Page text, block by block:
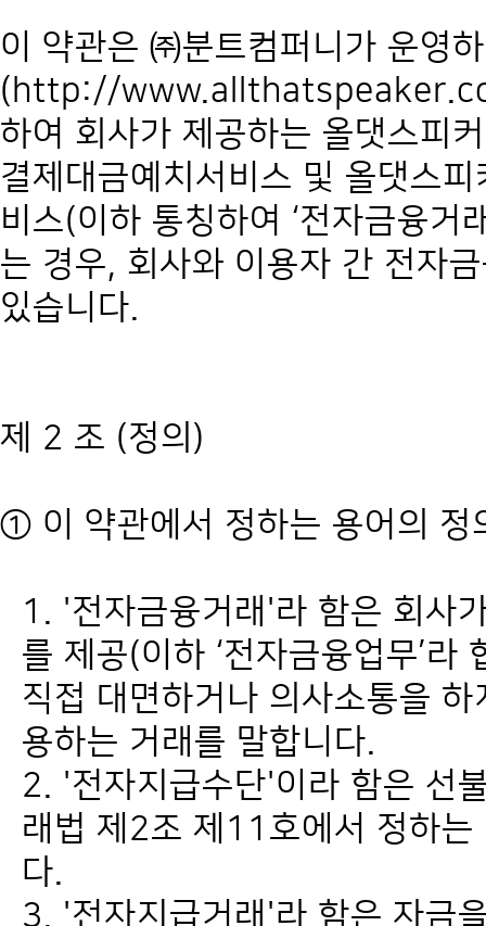
이 약관은 ㈜분트컴퍼니가 운영
(http://
하여 회사가 제공하는 올댓스피
결제대금예치서비스 및 올댓스
비스(이하 통칭하여 ‘전자금융거
는 경우, 회사와 이용자 간 전자
있습니다.
제 2 조 (정의)
① 이 약관에서 정하는 용어의 정
1. '전자금융거래'라 함은 회사
를 제공(이하 ‘전자금융업무’
직접 대면하거나 의사소통을
용하는 거래를 말합니다.
2. '전자지급수단'이라 함은 선
래법 제2조 제11호에서 정하
다.
3. '전자지급거래'라 함은 자금